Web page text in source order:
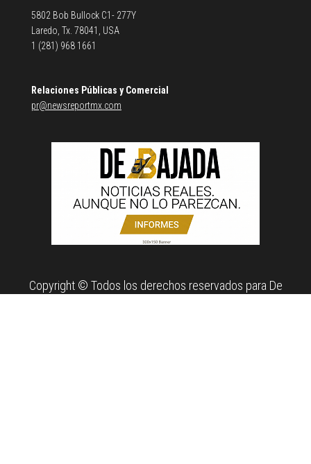
5802 Bob Bullock C1- 277Y
Laredo, Tx. 78041, USA
1 (281) 968 1661
Relaciones Públicas y Comercial
pr@newsreportmx.com
Copyright © Todos los derechos reservados para De